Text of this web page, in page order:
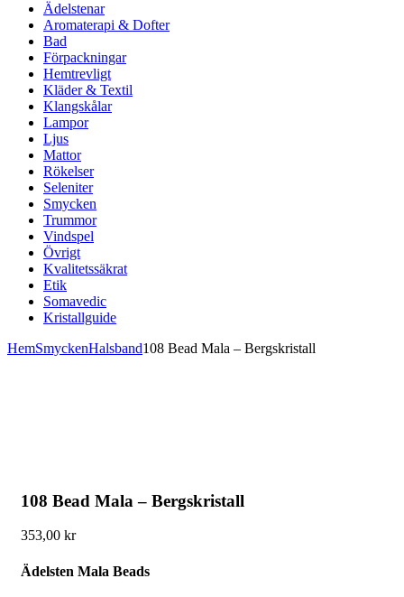
Ädelstenar
Aromaterapi & Dofter
Bad
Förpackningar
Hemtrevligt
Kläder & Textil
Klangskålar
Lampor
Ljus
Mattor
Rökelser
Seleniter
Smycken
Trummor
Vindspel
Övrigt
Kvalitetssäkrat
Etik
Somavedic
Kristallguide
HemSmyckenHalsband108 Bead Mala – Bergskristall
108 Bead Mala – Bergskristall
353,00 kr
Ädelsten Mala Beads